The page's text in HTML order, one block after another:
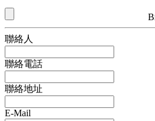
聯絡人
聯絡電話
聯絡地址
E-Mail